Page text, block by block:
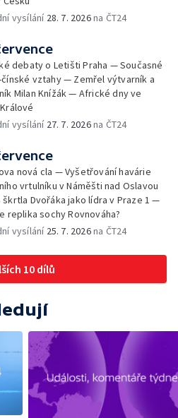
vysílání 28. 7. 2026na ČT24
debaty o Letišti Praha — Současné
vztahy — Zemřel výtvarník a
Milan Knížák — Africké dny ve
vysílání 27. 7. 2026na ČT24
nová cla — Vyšetřování havárie
vrtulníku v Náměšti nad Oslavou
škrtla Dvořáka jako lídra v Praze 1 —
replika sochy Rovnováha?
vysílání 25. 7. 2026na ČT24
10 dílů